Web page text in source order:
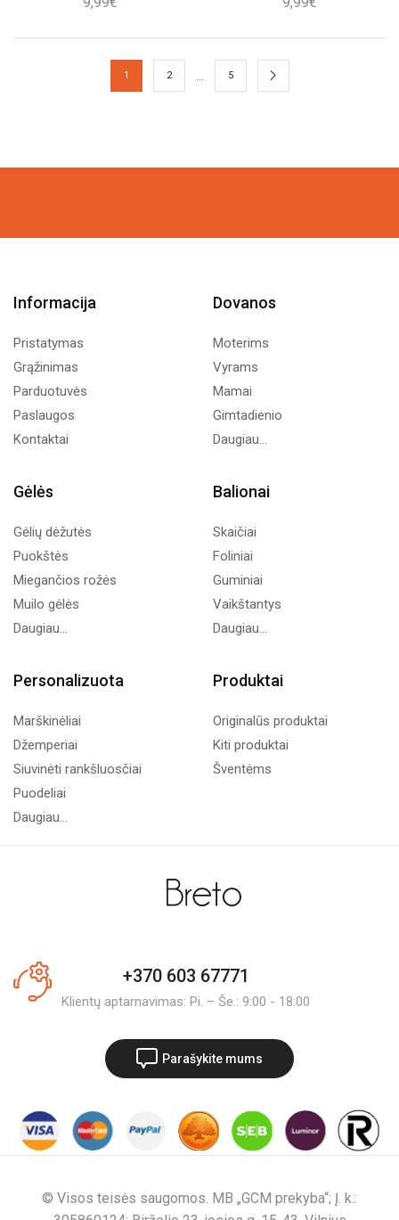
1 2 … 5
Informacija
Pristatymas
Grąžinimas
Parduotuvės
Paslaugos
Kontaktai
Dovanos
Moterims
Vyrams
Mamai
Gimtadienio
Daugiau...
Gėlės
Gėlių dėžutės
Puokštės
Miegančios rožės
Muilo gėlės
Daugiau...
Balionai
Skaičiai
Foliniai
Guminiai
Vaikštantys
Daugiau...
Personalizuota
Marškinėliai
Džemperiai
Siuvinėti rankšluosčiai
Puodeliai
Daugiau...
Produktai
Originalūs produktai
Kiti produktai
Šventėms
+370 603 67771
Klientų aptarnavimas: Pi. – Še.: 9:00 - 18:00
Parašykite mums
© Visos teisės saugomos. MB „GCM prekyba“; Į. k.: